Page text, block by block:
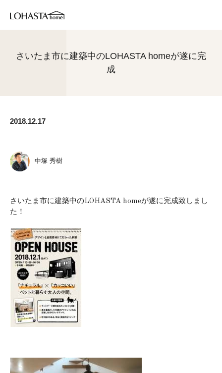
さいたま市に建築中のLOHASTA homeが遂に完
成
2018.12.17
中塚 秀樹
さいたま市に建築中のLOHASTA homeが遂に完成致しまし
た！